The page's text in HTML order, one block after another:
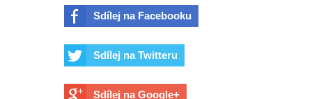
Sdílej na Facebooku
Sdílej na Twitteru
Sdílej na Google+